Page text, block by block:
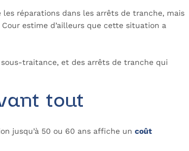
réparations dans les arrêts de tranche, mais
estime d’ailleurs que cette situation a
traitance, et des arrêts de tranche qui
tout
jusqu’à 50 ou 60 ans affiche un coût